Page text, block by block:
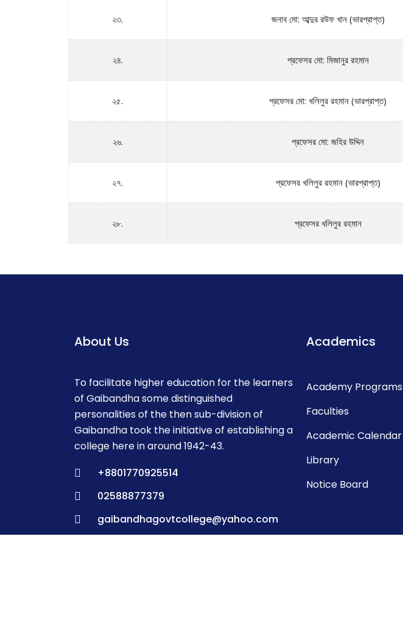
২৩. জনাব মো: আব্দুর রউফ খান (ভারপ্রাপ্ত)
২৪. প্রফেসর মো: মিজানুর রহমান
২৫. প্রফেসর মো: খলিলুর রহমান (ভারপ্রাপ্ত)
২৬. প্রফেসর মো: জহির উদ্দিন
২৭. প্রফেসর খলিলুর রহমান (ভারপ্রাপ্ত)
২৮. প্রফেসর খলিলুর রহমান
About Us
To facilitate higher education for the learners
of Gaibandha some distinguished
personalities of the then sub-division of
Gaibandha took the initiative of establishing a
college here in around 1942-43.
+8801770925514
02588877379
gaibandhagovtcollege@yahoo.com
Academics
Academy Programs
Faculties
Academic Calendar
Library
Notice Board